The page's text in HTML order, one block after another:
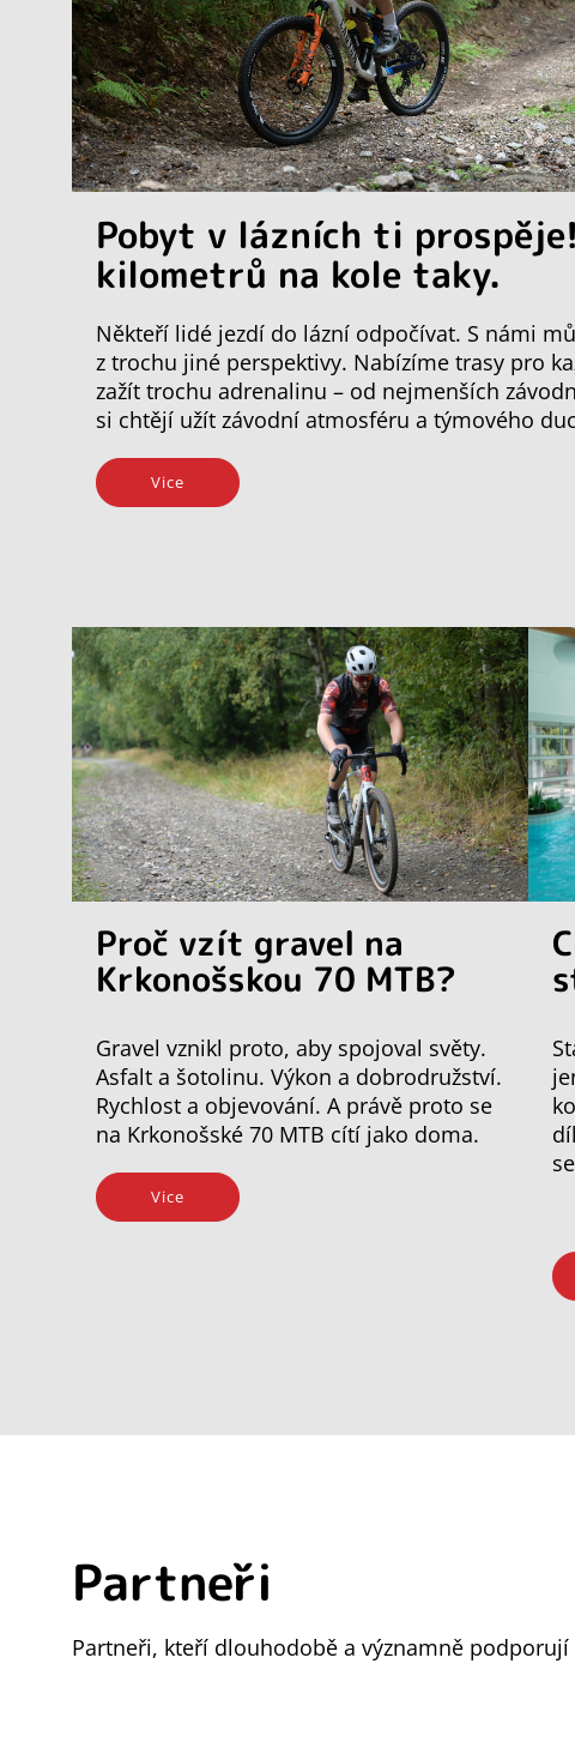
Pobyt v lázních ti
kilometrů na kole taky.
Někteří lidé jezdí do lázní odpočívat. S námi
z trochu jiné perspektivy. Nabízíme trasy pro
zažít trochu adrenalinu – od nejmenších
si chtějí užít závodní atmosféru a týmového
Vice
Proč vzít gravel na
Krkonošskou 70 MTB?
Gravel vznikl proto, aby spojoval světy.
Asfalt a šotolinu. Výkon a dobrodružství.
Rychlost a objevování. A právě proto se
na Krkonošské 70 MTB cítí jako doma.
Vice
Partneři
Partneři, kteří dlouhodobě a významně podporují